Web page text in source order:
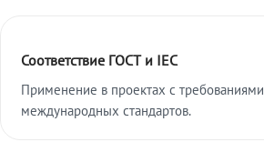
Соответствие ГОСТ и IEC
Применение в проектах с
международных стандартов.